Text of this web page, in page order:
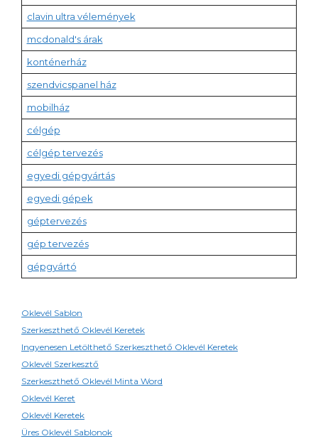
clavin ultra vélemények
mcdonald's árak
konténerház
szendvicspanel ház
mobilház
célgép
célgép tervezés
egyedi gépgyártás
egyedi gépek
géptervezés
gép tervezés
gépgyártó
Oklevél Sablon
Szerkeszthető Oklevél Keretek
Ingyenesen Letölthető Szerkeszthető Oklevél Keretek
Oklevél Szerkesztő
Szerkeszthető Oklevél Minta Word
Oklevél Keret
Oklevél Keretek
Üres Oklevél Sablonok